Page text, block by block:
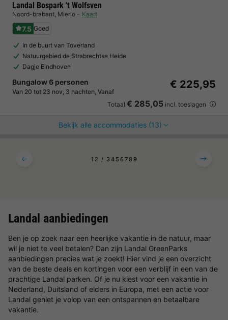
Landal Bospark 't Wolfsven
Noord-brabant, Mierlo Kaart
7.5 Goed
In de buurt van Toverland
Natuurgebied de Strabrechtse Heide
Dagje Eindhoven
Bungalow 6 personen
Van 20 tot 23 nov, 3 nachten, Vanaf
€ 225,95
Totaal € 285,05 incl. toeslagen
Bekijk alle accommodaties (13)
1 2 3 4 5 67 8 9
Landal aanbiedingen
Ben je op zoek naar een heerlijke vakantie in de natuur, maar
wil je niet te veel betalen? Dan zijn Landal GreenParks
aanbiedingen precies wat je zoekt! Hier vind je een overzicht
van de beste deals en kortingen voor een verblijf in een van de
prachtige Landal parken. Of je nu kiest voor een vakantie in
Nederland, Duitsland of elders in Europa, met een actie voor
Landal geniet je volop van een ontspannen en betaalbare
vakantie.